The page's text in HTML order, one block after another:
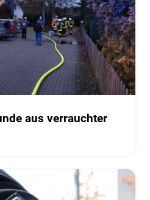
aus verrauchter